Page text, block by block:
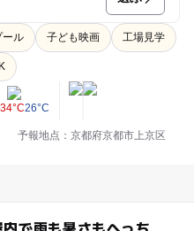
ール 子ども映画 工場見学
34°C26°C
予報地点：京都府京都市上京区